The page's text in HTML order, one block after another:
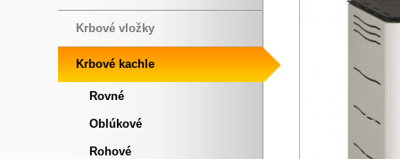
Krbové vložky
Krbové kachle
Rovné
Oblúkové
Rohové